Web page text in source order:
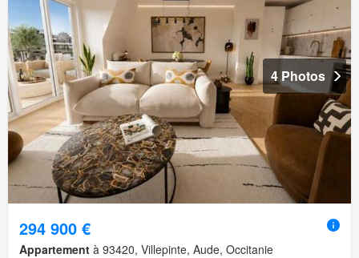
4 Photos
294 900 €
Appartement à 93420, Villepinte, Aude, Occitanie